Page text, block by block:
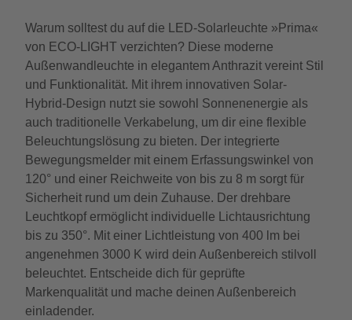
Warum solltest du auf die LED-Solarleuchte »Prima«
von ECO-LIGHT verzichten? Diese moderne
Außenwandleuchte in elegantem Anthrazit vereint Stil
und Funktionalität. Mit ihrem innovativen Solar-
Hybrid-Design nutzt sie sowohl Sonnenenergie als
auch traditionelle Verkabelung, um dir eine flexible
Beleuchtungslösung zu bieten. Der integrierte
Bewegungsmelder mit einem Erfassungswinkel von
120° und einer Reichweite von bis zu 8 m sorgt für
Sicherheit rund um dein Zuhause. Der drehbare
Leuchtkopf ermöglicht individuelle Lichtausrichtung
bis zu 350°. Mit einer Lichtleistung von 400 lm bei
angenehmen 3000 K wird dein Außenbereich stilvoll
beleuchtet. Entscheide dich für geprüfte
Markenqualität und mache deinen Außenbereich
einladender.